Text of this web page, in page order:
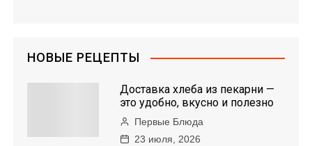
НОВЫЕ РЕЦЕПТЫ
Доставка хлеба из пекарни —
это удобно, вкусно и полезно
Первые Блюда
23 июля, 2026